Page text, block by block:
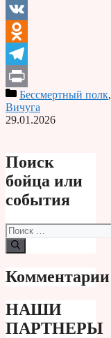
Email
VK
Odnoklassniki
Telegram
PrintБессмертный полк,
Вичуга
29.01.2026
Поиск
бойца или
события
Поиск:
Комментарии
НАШИ
ПАРТНЕРЫ